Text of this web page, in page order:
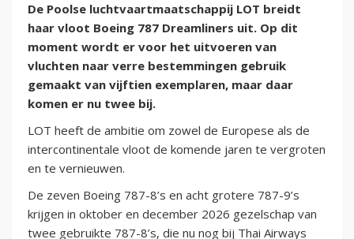
De Poolse luchtvaartmaatschappij LOT breidt
haar vloot Boeing 787 Dreamliners uit. Op dit
moment wordt er voor het uitvoeren van
vluchten naar verre bestemmingen gebruik
gemaakt van vijftien exemplaren, maar daar
komen er nu twee bij.
LOT heeft de ambitie om zowel de Europese als de
intercontinentale vloot de komende jaren te vergroten
en te vernieuwen.
De zeven Boeing 787-8’s en acht grotere 787-9’s
krijgen in oktober en december 2026 gezelschap van
twee gebruikte 787-8’s, die nu nog bij Thai Airways